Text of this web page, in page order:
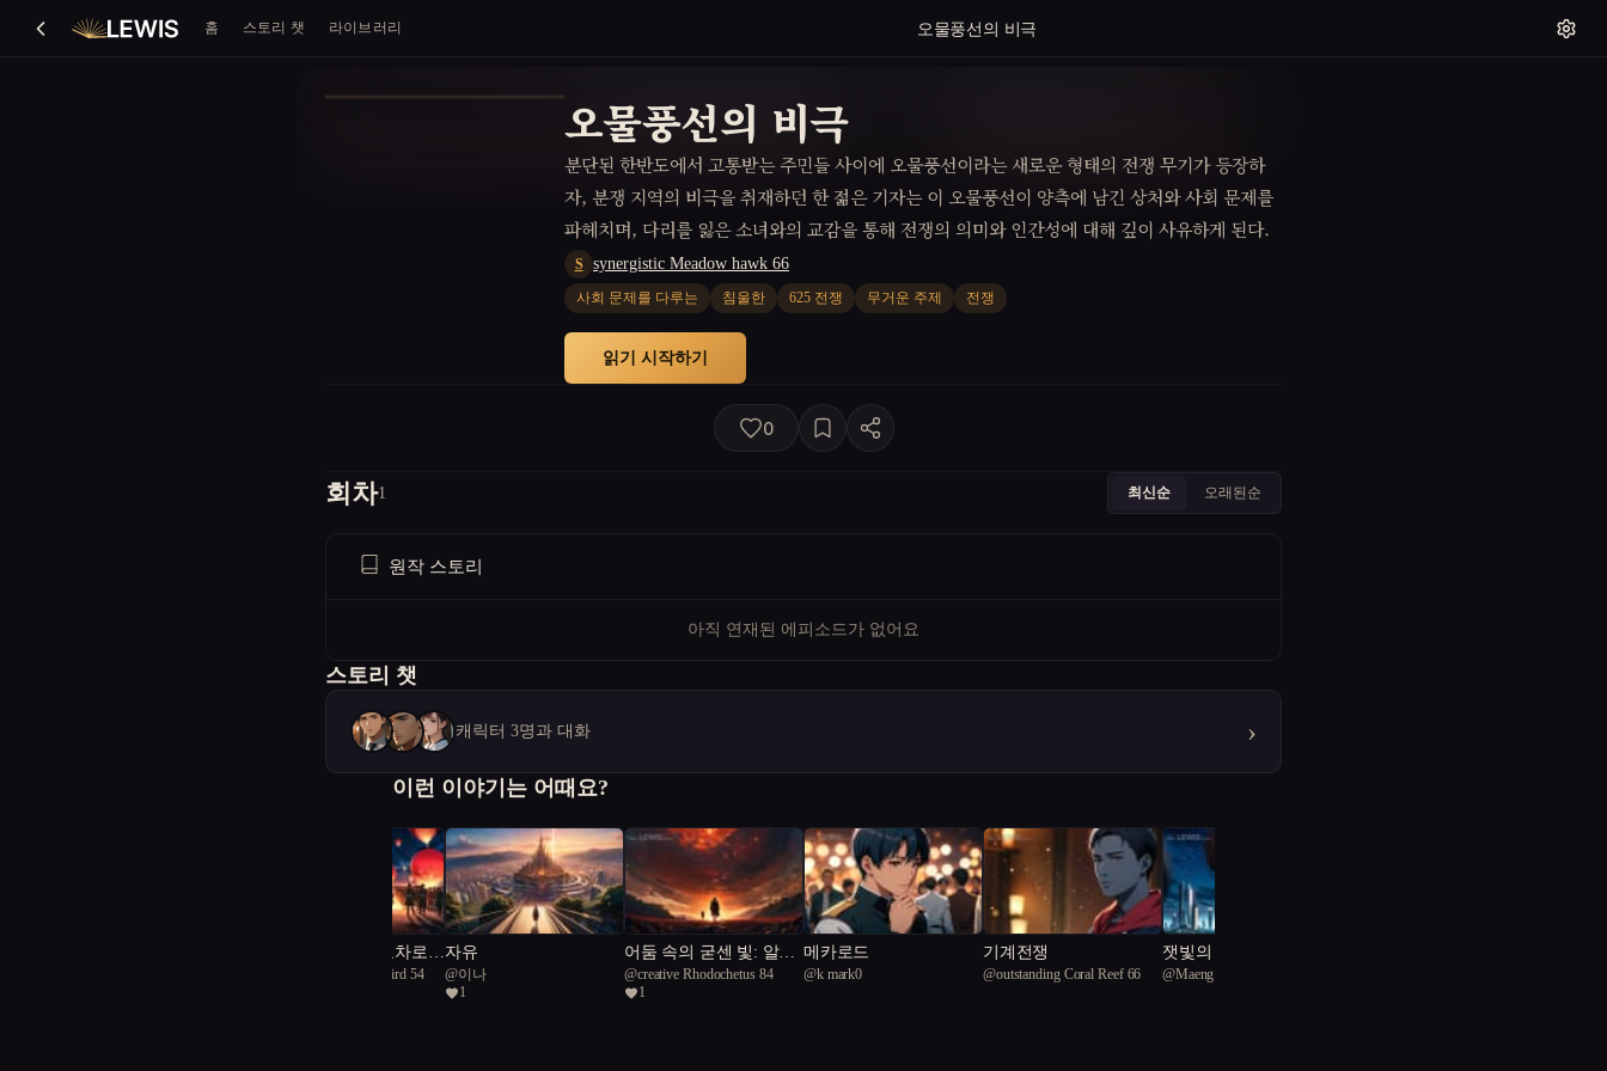
홈 스토리 챗 라이브러리 오물풍선의 비극
오물풍선의 비극
분단된 한반도에서 고통받는 주민들 사이에 오물풍선이라는 새로운 형태의 전쟁 무기가 등장하
자, 분쟁 지역의 비극을 취재하던 한 젊은 기자는 이 오물풍선이 양측에 남긴 상처와 사회 문제를
파헤치며, 다리를 잃은 소녀와의 교감을 통해 전쟁의 의미와 인간성에 대해 깊이 사유하게 된다.
S synergistic Meadow hawk 66
사회 문제를 다루는 침울한 625 전쟁 무거운 주제 전쟁
읽기 시작하기
0
회차1 최신순 오래된순
원작 스토리
아직 연재된 에피소드가 없어요
스토리 챗
캐릭터 3명과 대화 ›
이런 이야기는 어때요?
타이틀: 평화의 교차로:
욕망과 야망의 대립
Challenging Camelbird 54
자유
@이나
1
어둠 속의 굳센 빛: 알레
산드로의 싸움
@creative Rhodochetus 84
1
메카로드
@k mark0
기계전쟁
@outstanding Coral Reef 66
잿빛의 삶 속 찾은 빛
@Maeng